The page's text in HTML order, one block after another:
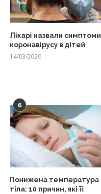
Лікарі назвали симптоми
коронавірусу в дітей
14/03/2020
6
Понижена температура
тіла: 10 причин, які її